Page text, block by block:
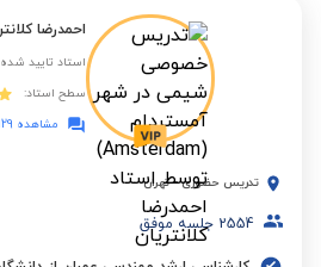
احمدرضا
استاد تایید شده
سطح استاد:
مشاهده 129 دیدگاه
تدریس حضوری - تهران
2554 جلسه موفق